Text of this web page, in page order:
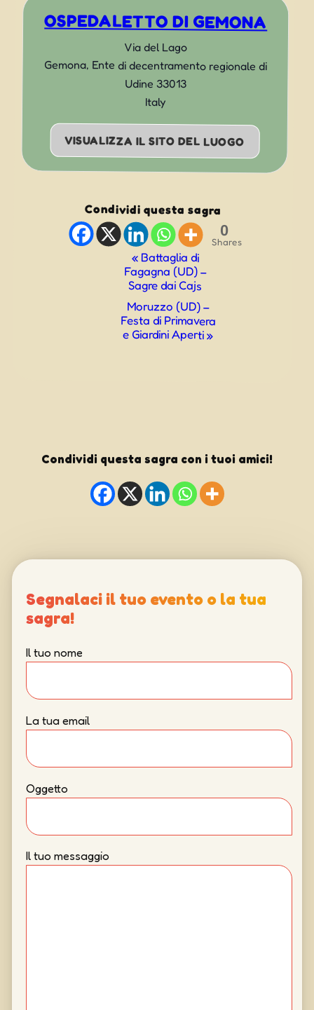
OSPEDALETTO DI GEMONA
Via del Lago
Gemona, Ente di decentramento regionale di
Udine 33013
Italy
VISUALIZZA IL SITO DEL LUOGO
Condividi questa sagra
0
Shares
«Battaglia di
Fagagna (UD) –
Sagre dai Cajs
Moruzzo (UD) –
Festa di Primavera
e Giardini Aperti»
Condividi questa sagra con i tuoi amici!
Segnalaci il tuo evento o la tua
sagra!
Il tuo nome
La tua email
Oggetto
Il tuo messaggio